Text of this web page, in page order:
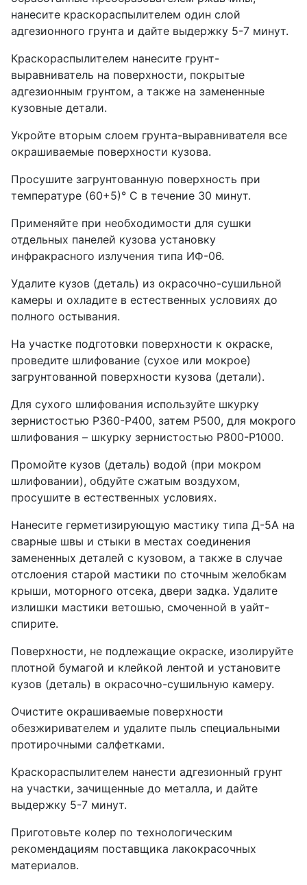
нанесите краскораспылителем один слой
адгезионного грунта и дайте выдержку 5-7 минут.
Краскораспылителем нанесите грунт-
выравниватель на поверхности, покрытые
адгезионным грунтом, а также на замененные
кузовные детали.
Укройте вторым слоем грунта-выравнивателя все
окрашиваемые поверхности кузова.
Просушите загрунтованную поверхность при
температуре (60+5)° С в течение 30 минут.
Применяйте при необходимости для сушки
отдельных панелей кузова установку
инфракрасного излучения типа ИФ-06.
Удалите кузов (деталь) из окрасочно-сушильной
камеры и охладите в естественных условиях до
полного остывания.
На участке подготовки поверхности к окраске,
проведите шлифование (сухое или мокрое)
загрунтованной поверхности кузова (детали).
Для сухого шлифования используйте шкурку
зернистостью Р360-Р400, затем Р500, для мокрого
шлифования – шкурку зернистостью Р800-Р1000.
Промойте кузов (деталь) водой (при мокром
шлифовании), обдуйте сжатым воздухом,
просушите в естественных условиях.
Нанесите герметизирующую мастику типа Д-5А на
сварные швы и стыки в местах соединения
замененных деталей с кузовом, а также в случае
отслоения старой мастики по сточным желобкам
крыши, моторного отсека, двери задка. Удалите
излишки мастики ветошью, смоченной в уайт-
спирите.
Поверхности, не подлежащие окраске, изолируйте
плотной бумагой и клейкой лентой и установите
кузов (деталь) в окрасочно-сушильную камеру.
Очистите окрашиваемые поверхности
обезжиривателем и удалите пыль специальными
протирочными салфетками.
Краскораспылителем нанести адгезионный грунт
на участки, зачищенные до металла, и дайте
выдержку 5-7 минут.
Приготовьте колер по технологическим
рекомендациям поставщика лакокрасочных
материалов.